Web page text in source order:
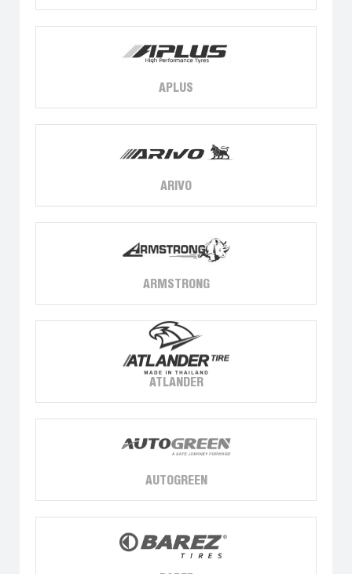
APLUS
ARIVO
ARMSTRONG
ATLANDER
AUTOGREEN